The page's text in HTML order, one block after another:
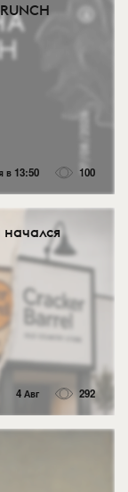
в 13:50 100
4 Авг 292